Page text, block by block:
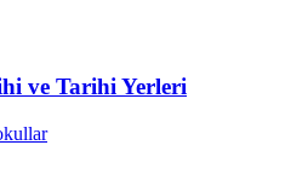
ve Tarihi Yerleri